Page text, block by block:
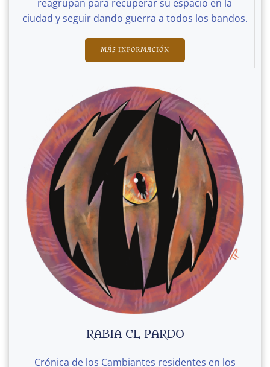
reagrupan para recuperar su espacio en la
ciudad y seguir dando guerra a todos los bandos.
MÁS INFORMACIÓN
RABIA EL PARDO
Crónica de los Cambiantes residentes en los